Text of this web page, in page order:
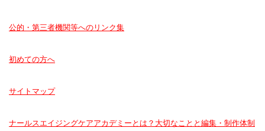
公的・第三者機関等へのリンク集
初めての方へ
サイトマップ
ナールスエイジングケアアカデミーとは？大切なことと編集・制作体制